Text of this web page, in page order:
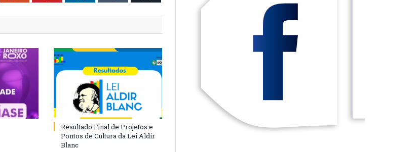
Resultado Final de Projetos e
Pontos de Cultura da Lei Aldir
Blanc